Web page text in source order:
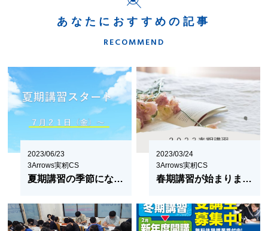
あなたにおすすめの記事
RECOMMEND
2023/06/23
3Arrows実籾CS
夏期講習の季節になりました
2023/03/24
3Arrows実籾CS
春期講習が始まりました！